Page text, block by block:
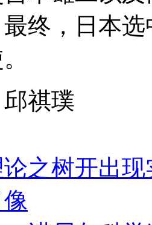
终，日本
祺璞
论之树开出